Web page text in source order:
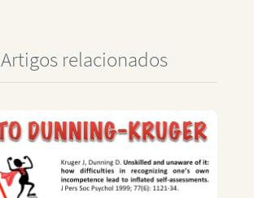
Artigos relacionados